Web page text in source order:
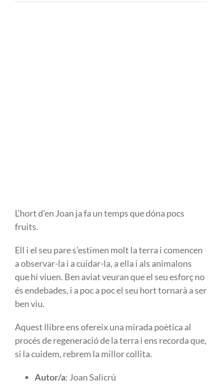
L’hort d’en Joan ja fa un temps que dóna pocs
fruits.
Ell i el seu pare s’estimen molt la terra i comencen
a observar-la i a cuidar-la, a ella i als animalons
que hi viuen. Ben aviat veuran que el seu esforç no
és endebades, i a poc a poc el seu hort tornarà a ser
ben viu.
Aquest llibre ens ofereix una mirada poètica al
procés de regeneració de la terra i ens recorda que,
si la cuidem, rebrem la millor collita.
Autor/a: Joan Salicrú